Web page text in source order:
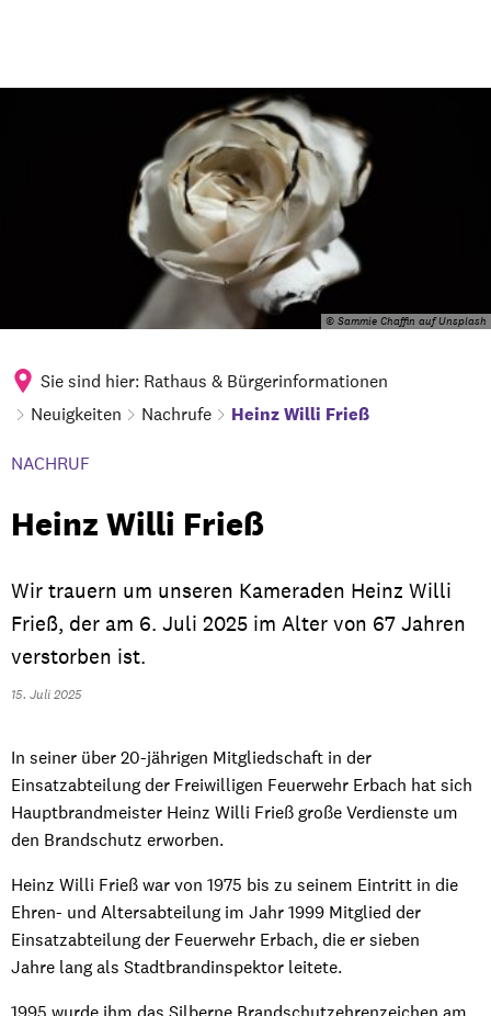
© Sammie Chaffin auf Unsplash
Sie sind hier: Rathaus & Bürgerinformationen
Neuigkeiten
Nachrufe Heinz Willi Frieß
NACHRUF
Heinz Willi Frieß
Wir trauern um unseren Kameraden Heinz Willi
Frieß, der am 6. Juli 2025 im Alter von 67 Jahren
verstorben ist.
15. Juli 2025
In seiner über 20-jährigen Mitgliedschaft in der
Einsatzabteilung der Freiwilligen Feuerwehr Erbach hat sich
Hauptbrandmeister Heinz Willi Frieß große Verdienste um
den Brandschutz erworben.
Heinz Willi Frieß war von 1975 bis zu seinem Eintritt in die
Ehren- und Altersabteilung im Jahr 1999 Mitglied der
Einsatzabteilung der Feuerwehr Erbach, die er sieben
Jahre lang als Stadtbrandinspektor leitete.
1995 wurde ihm das Silberne Brandschutzehrenzeichen am